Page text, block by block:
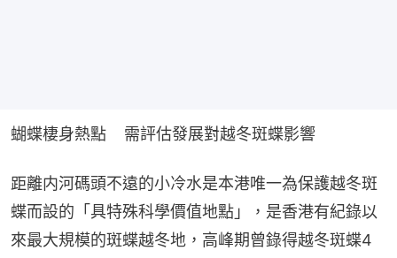
蝴蝶棲身熱點    需評估發展對越冬斑蝶影響
距離内河碼頭不遠的小冷水是本港唯一為保護越冬斑
蝶而設的「具特殊科學價值地點」，是香港有紀錄以
來最大規模的斑蝶越冬地，高峰期曾錄得越冬斑蝶4